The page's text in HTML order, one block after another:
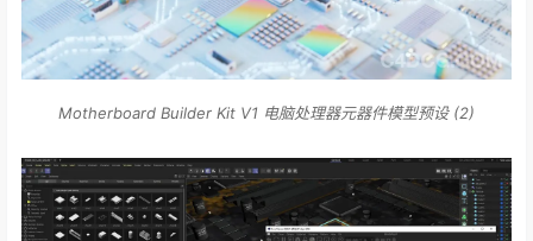
Motherboard Builder Kit V1 电脑处理器元器件模型预设 (2)